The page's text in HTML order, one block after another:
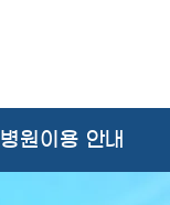
병원이용 안내